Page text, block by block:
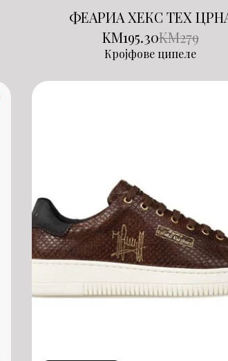
ФЕАРИА ХЕКС ТЕХ
KM279
KM195.30
Кројфове ципеле